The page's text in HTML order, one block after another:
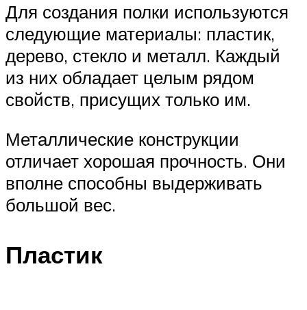
Для создания полки используются
следующие материалы: пластик,
дерево, стекло и металл. Каждый
из них обладает целым рядом
свойств, присущих только им.
Металлические конструкции
отличает хорошая прочность. Они
вполне способны выдерживать
большой вес.
Пластик